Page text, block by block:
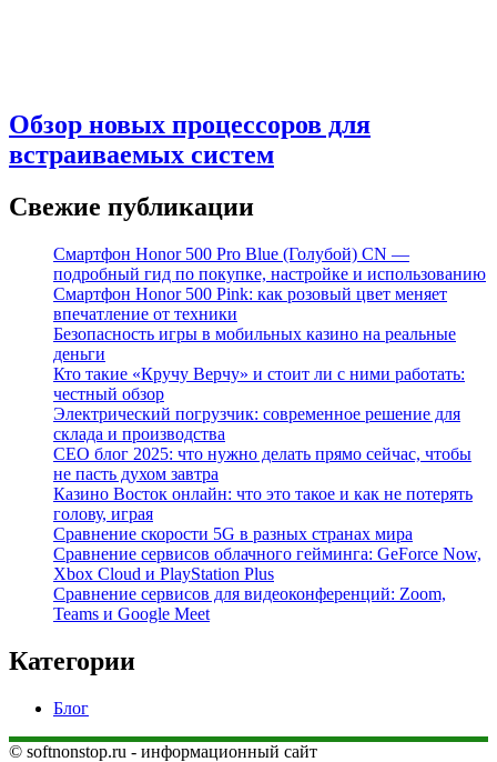
Обзор новых процессоров для
встраиваемых систем
Свежие публикации
Смартфон Honor 500 Pro Blue (Голубой) CN —
подробный гид по покупке, настройке и использованию
Смартфон Honor 500 Pink: как розовый цвет меняет
впечатление от техники
Безопасность игры в мобильных казино на реальные
деньги
Кто такие «Кручу Верчу» и стоит ли с ними работать:
честный обзор
Электрический погрузчик: современное решение для
склада и производства
СЕО блог 2025: что нужно делать прямо сейчас, чтобы
не пасть духом завтра
Казино Восток онлайн: что это такое и как не потерять
голову, играя
Сравнение скорости 5G в разных странах мира
Сравнение сервисов облачного гейминга: GeForce Now,
Xbox Cloud и PlayStation Plus
Сравнение сервисов для видеоконференций: Zoom,
Teams и Google Meet
Категории
Блог
© softnonstop.ru - информационный сайт